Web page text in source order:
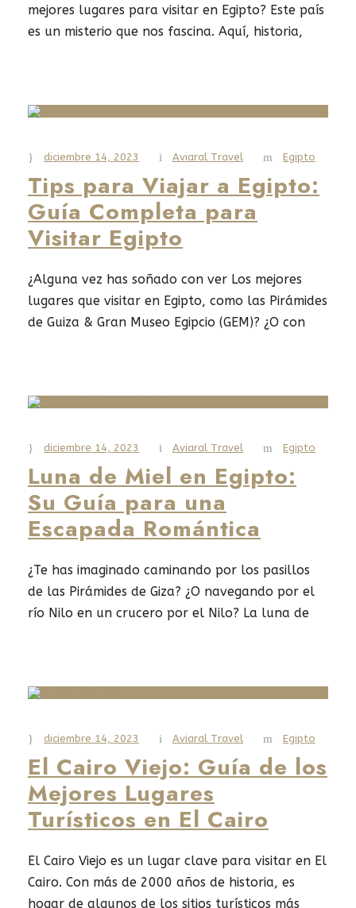
mejores lugares para visitar en Egipto? Este país
es un misterio que nos fascina. Aquí, historia,
famosas pirámides de Guiza hasta...
diciembre 14, 2023 Aviaral Travel Egipto
Tips para Viajar a Egipto:
Guía Completa para
Visitar Egipto
¿Alguna vez has soñado con ver Los mejores
lugares que visitar en Egipto, como las Pirámides
de Guiza & Gran Museo Egipcio (GEM)? ¿O con
guía, Tips para viajar a...
Read More
diciembre 14, 2023 Aviaral Travel Egipto
Luna de Miel en Egipto:
Su Guía para una
Escapada Romántica
¿Te has imaginado caminando por los pasillos
de las Pirámides de Giza? ¿O navegando por el
río Nilo en un crucero por el Nilo? La luna de
ensueño lleno de...
diciembre 14, 2023 Aviaral Travel Egipto
El Cairo Viejo: Guía de los
Mejores Lugares
Turísticos en El Cairo
El Cairo Viejo es un lugar clave para visitar en El
Cairo. Con más de 2000 años de historia, es
hogar de algunos de los sitios turísticos más